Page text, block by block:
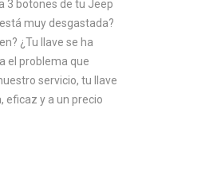
3 botones de tu Jeep
muy desgastada?
¿Tu llave se ha
el problema que
servicio, tu llave
eficaz y a un precio